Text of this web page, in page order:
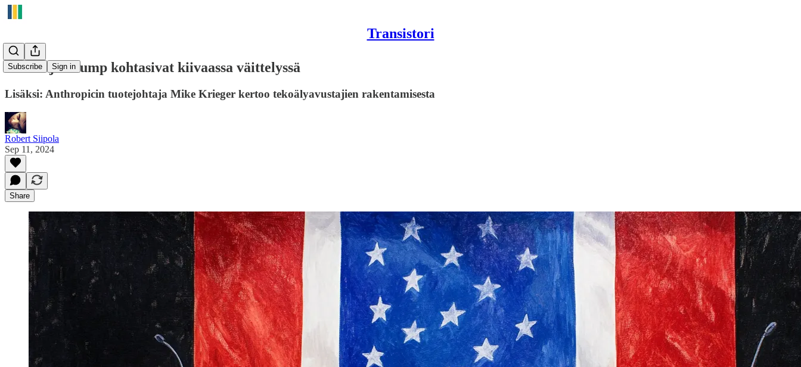
Transistori
Subscribe Sign in
Harris ja Trump kohtasivat kiivaassa väittelyssä
Lisäksi: Anthropicin tuotejohtaja Mike Krieger kertoo tekoälyavustajien rakentamisesta
Robert Siipola
Sep 11, 2024
Share